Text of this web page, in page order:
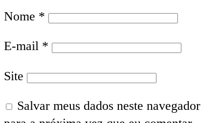
Nome *
E-mail *
Site
Salvar meus dados neste navegador